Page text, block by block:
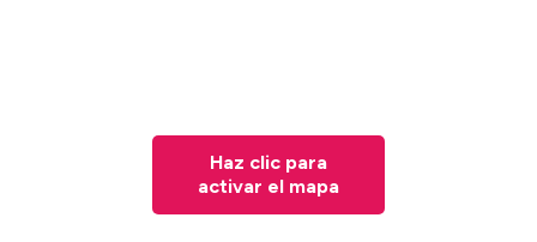
Haz clic para
activar el mapa